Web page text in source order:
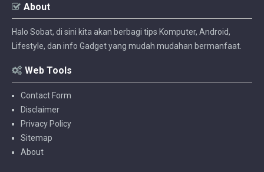
About
Halo Sobat, di sini kita akan berbagi tips Komputer, Android,
Lifestyle, dan info Gadget yang mudah mudahan bermanfaat.
Web Tools
Contact Form
Disclaimer
Privacy Policy
Sitemap
About